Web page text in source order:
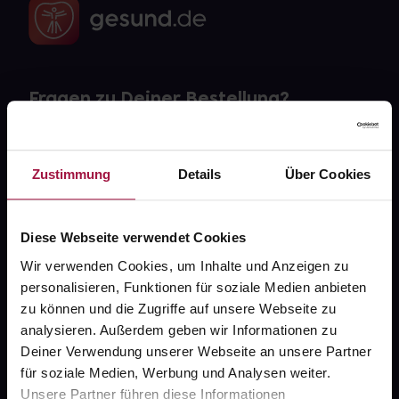
Zustimmung Details Über Cookies
Diese Webseite verwendet Cookies
Wir verwenden Cookies, um Inhalte und Anzeigen zu
personalisieren, Funktionen für soziale Medien anbieten
zu können und die Zugriffe auf unsere Webseite zu
analysieren. Außerdem geben wir Informationen zu
Deiner Verwendung unserer Webseite an unsere Partner
für soziale Medien, Werbung und Analysen weiter.
Unsere Partner führen diese Informationen
Fragen zu Deiner Bestellung?
Kontakt
Widerrufsformular
gesund.de
Über uns
Karriere